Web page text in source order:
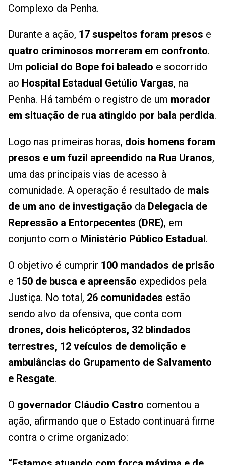
Complexo da Penha.
Durante a ação, 17 suspeitos foram presos e
quatro criminosos morreram em confronto.
Um policial do Bope foi baleado e socorrido
ao Hospital Estadual Getúlio Vargas, na
Penha. Há também o registro de um morador
em situação de rua atingido por bala perdida.
Logo nas primeiras horas, dois homens foram
presos e um fuzil apreendido na Rua Uranos,
uma das principais vias de acesso à
comunidade. A operação é resultado de mais
de um ano de investigação da Delegacia de
Repressão a Entorpecentes (DRE), em
conjunto com o Ministério Público Estadual.
O objetivo é cumprir 100 mandados de prisão
e 150 de busca e apreensão expedidos pela
Justiça. No total, 26 comunidades estão
sendo alvo da ofensiva, que conta com
drones, dois helicópteros, 32 blindados
terrestres, 12 veículos de demolição e
ambulâncias do Grupamento de Salvamento
e Resgate.
O governador Cláudio Castro comentou a
ação, afirmando que o Estado continuará firme
contra o crime organizado: